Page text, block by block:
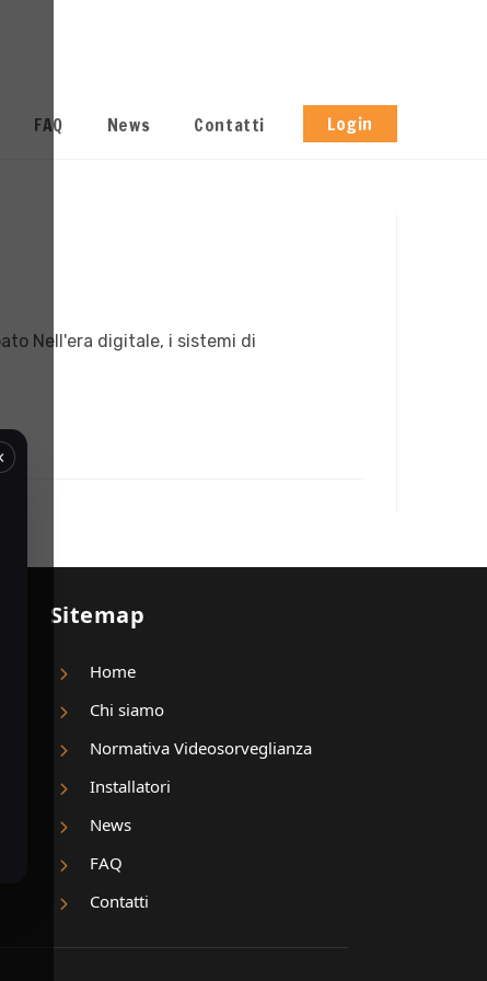
FAQ News Contatti Login
Nell'era digitale, i sistemi di
Sitemap
Home
Chi siamo
Normativa Videosorveglianza
Installatori
News
FAQ
Contatti